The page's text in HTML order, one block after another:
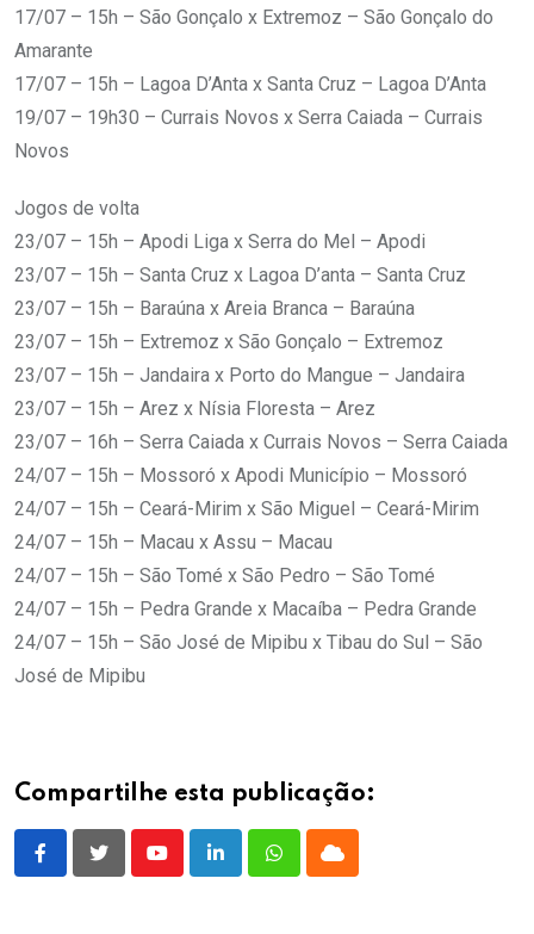
17/07 – 15h – São Gonçalo x Extremoz – São Gonçalo do
Amarante
17/07 – 15h – Lagoa D’Anta x Santa Cruz – Lagoa D’Anta
19/07 – 19h30 – Currais Novos x Serra Caiada – Currais
Novos
Jogos de volta
23/07 – 15h – Apodi Liga x Serra do Mel – Apodi
23/07 – 15h – Santa Cruz x Lagoa D’anta – Santa Cruz
23/07 – 15h – Baraúna x Areia Branca – Baraúna
23/07 – 15h – Extremoz x São Gonçalo – Extremoz
23/07 – 15h – Jandaira x Porto do Mangue – Jandaira
23/07 – 15h – Arez x Nísia Floresta – Arez
23/07 – 16h – Serra Caiada x Currais Novos – Serra Caiada
24/07 – 15h – Mossoró x Apodi Município – Mossoró
24/07 – 15h – Ceará-Mirim x São Miguel – Ceará-Mirim
24/07 – 15h – Macau x Assu – Macau
24/07 – 15h – São Tomé x São Pedro – São Tomé
24/07 – 15h – Pedra Grande x Macaíba – Pedra Grande
24/07 – 15h – São José de Mipibu x Tibau do Sul – São
José de Mipibu
Compartilhe esta publicação:
YoutubeLinkedInWhatsappCloud